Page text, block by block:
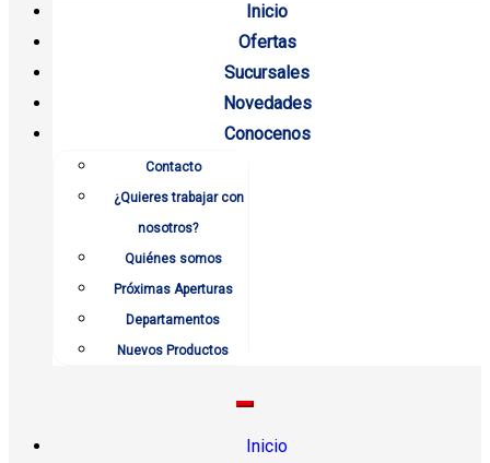
Inicio
Ofertas
Sucursales
Novedades
Conocenos
Contacto
¿Quieres trabajar con
nosotros?
Quiénes somos
Próximas Aperturas
Departamentos
Nuevos Productos
Inicio